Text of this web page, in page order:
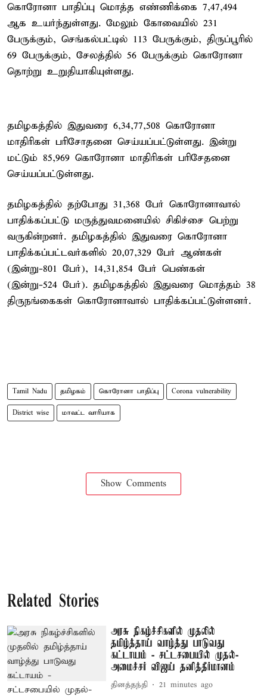
கொரோனா பாதிப்பு மொத்த எண்ணிக்கை 7,47,494
ஆக உயர்ந்துள்ளது. மேலும் கோவையில் 231
பேருக்கும், செங்கல்பட்டில் 113 பேருக்கும், திருப்பூரில்
69 பேருக்கும், சேலத்தில் 56 பேருக்கும் கொரோனா
தொற்று உறுதியாகியுள்ளது.
தமிழகத்தில் இதுவரை 6,34,77,508 கொரோனா
மாதிரிகள் பரிசோதனை செய்யப்பட்டுள்ளது. இன்று
மட்டும் 85,969 கொரோனா மாதிரிகள் பரிசேதனை
செய்யப்பட்டுள்ளது.
தமிழகத்தில் தற்போது 31,368 பேர் கொரோனாவால்
பாதிக்கப்பட்டு மருத்துவமனையில் சிகிச்சை பெற்று
வருகின்றனர். தமிழகத்தில் இதுவரை கொரோனா
பாதிக்கப்பட்டவர்களில் 20,07,329 பேர் ஆண்கள்
(இன்று-801 பேர்), 14,31,854 பேர் பெண்கள்
(இன்று-524 பேர்). தமிழகத்தில் இதுவரை மொத்தம் 38
திருநங்கைகள் கொரோனாவால் பாதிக்கப்பட்டுள்ளனர்.
Tamil Nadu தமிழகம் கொரோனா பாதிப்பு Corona vulnerability
District wise மாவட்ட வாரியாக
Show Comments
Related Stories
அரசு நிகழ்ச்சிகளில் முதலில்
தமிழ்த்தாய் வாழ்த்து பாடுவது
கட்டாயம் - சட்டசபையில் முதல்-
அமைச்சர் விஜய் தனித்தீர்மானம்
தினத்தந்தி 21 minutes ago